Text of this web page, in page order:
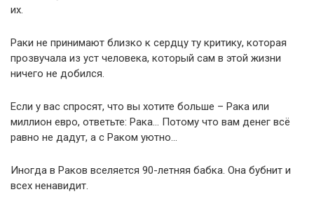
их.
Раки не принимают близко к сердцу ту критику, которая
прозвучала из уст человека, который сам в этой жизни
ничего не добился.
Если у вас спросят, что вы хотите больше – Рака или
миллион евро, ответьте: Рака… Потому что вам денег всё
равно не дадут, а с Раком уютно…
Иногда в Раков вселяется 90-летняя бабка. Она бубнит и
всех ненавидит.